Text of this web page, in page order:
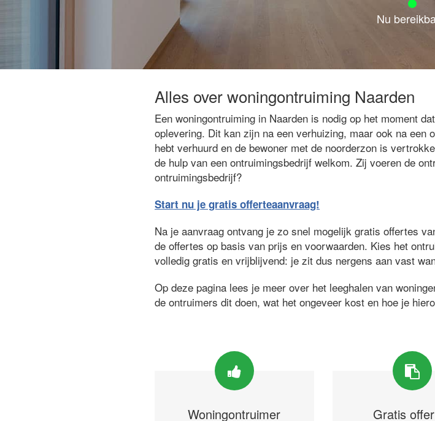
Nu
Alles over woningontruiming Naarden
Een woningontruiming in Naarden is nodig op het moment
oplevering. Dit kan zijn na een verhuizing, maar ook na een
hebt verhuurd en de bewoner met de noorderzon is
de hulp van een ontruimingsbedrijf welkom. Zij voeren de
ontruimingsbedrijf?
Start nu je gratis offerteaanvraag!
Na je aanvraag ontvang je zo snel mogelijk gratis offertes
de offertes op basis van prijs en voorwaarden. Kies het
volledig gratis en vrijblijvend: je zit dus nergens aan vast
Op deze pagina lees je meer over het leeghalen van
de ontruimers dit doen, wat het ongeveer kost en hoe je
Woningontruimer Gratis